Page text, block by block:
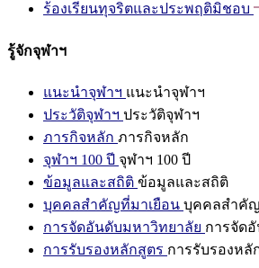
ร้องเรียนทุจริตและประพฤติมิชอบ
รู้จักจุฬาฯ
แนะนำจุฬาฯ แนะนำจุฬาฯ
ประวัติจุฬาฯ ประวัติจุฬาฯ
ภารกิจหลัก ภารกิจหลัก
จุฬาฯ 100 ปี จุฬาฯ 100 ปี
ข้อมูลและสถิติ ข้อมูลและสถิติ
บุคคลสำคัญที่มาเยือน บุคคลสำคั
การจัดอันดับมหาวิทยาลัย การจัด
การรับรองหลักสูตร การรับรองหลั